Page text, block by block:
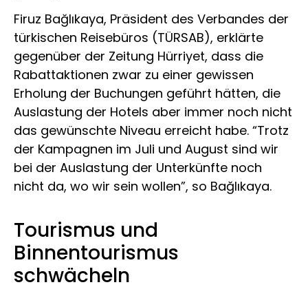
Firuz Bağlıkaya, Präsident des Verbandes der
türkischen Reisebüros (TÜRSAB), erklärte
gegenüber der Zeitung Hürriyet, dass die
Rabattaktionen zwar zu einer gewissen
Erholung der Buchungen geführt hätten, die
Auslastung der Hotels aber immer noch nicht
das gewünschte Niveau erreicht habe. “Trotz
der Kampagnen im Juli und August sind wir
bei der Auslastung der Unterkünfte noch
nicht da, wo wir sein wollen”, so Bağlıkaya.
Tourismus und
Binnentourismus
schwächeln